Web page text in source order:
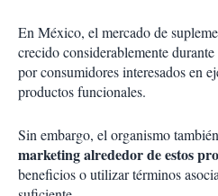
En México, el mercado de
crecido considerablemente
por consumidores interesados en
productos funcionales.
Sin embargo, el organismo
marketing alrededor de estos
beneficios o utilizar términos